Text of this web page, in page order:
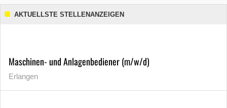
AKTUELLSTE STELLENANZEIGEN
Maschinen- und Anlagenbediener (m/w/d)
Erlangen